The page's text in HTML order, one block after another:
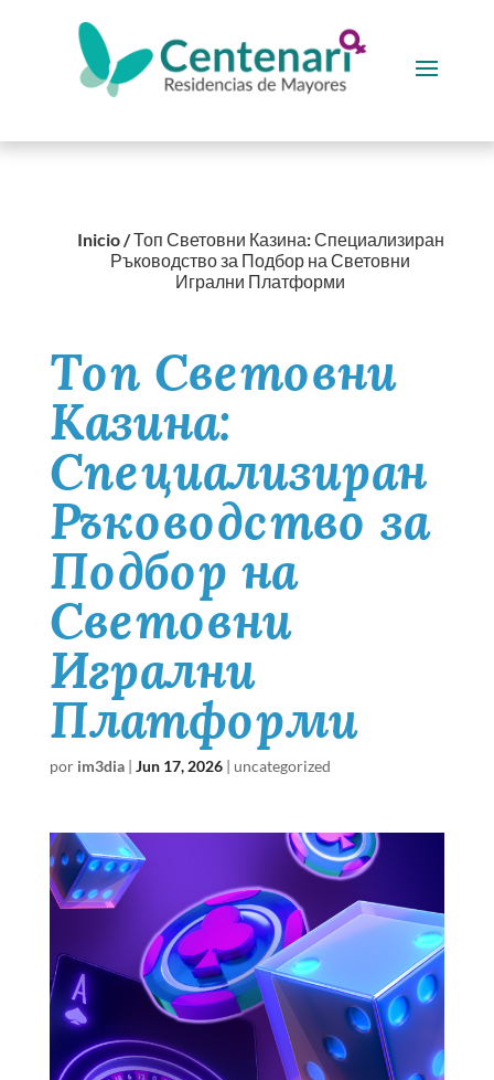
Inicio/Топ Световни Казина: Специализиран
Ръководство за Подбор на Световни
Игрални Платформи
Топ Световни
Казина:
Специализиран
Ръководство за
Подбор на
Световни
Игрални
Платформи
por im3dia| Jun 17, 2026| uncategorized